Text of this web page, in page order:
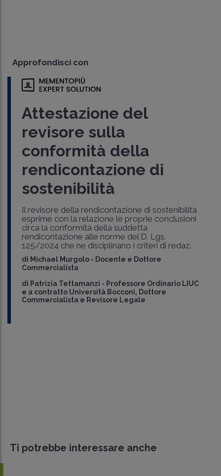
Approfondisci con
Attestazione del
revisore sulla
conformità della
rendicontazione di
sostenibilità
Il revisore della rendicontazione di sostenibilità
esprime con la relazione le proprie conclusioni
circa la conformità della suddetta
rendicontazione alle norme del D. Lgs.
125/2024 che ne disciplinano i criteri di redaz..
di Michael Murgolo - Docente e Dottore
Commercialista
di Patrizia Tettamanzi - Professore Ordinario LIUC
e a contratto Università Bocconi, Dottore
Commercialista e Revisore Legale
Ti potrebbe interessare anche